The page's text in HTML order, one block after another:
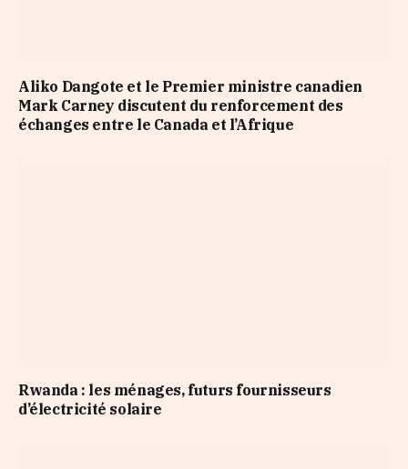
Aliko Dangote et le Premier ministre canadien
Mark Carney discutent du renforcement des
échanges entre le Canada et l’Afrique
Rwanda : les ménages, futurs fournisseurs
d’électricité solaire